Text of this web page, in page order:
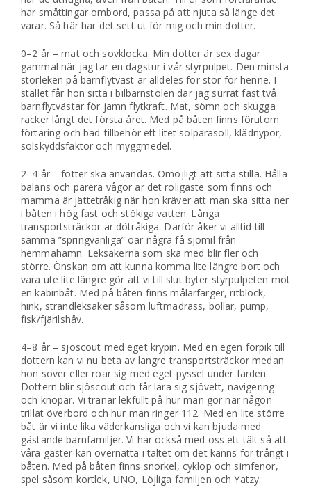
har småttingar ombord, passa på att njuta så länge det
varar. Så här har det sett ut för mig och min dotter.
0–2 år – mat och sovklocka. Min dotter är sex dagar
gammal när jag tar en dagstur i vår styrpulpet. Den minsta
storleken på barnflytväst är alldeles för stor för henne. I
stället får hon sitta i bilbarnstolen där jag surrat fast två
barnflytvästar för jämn flytkraft. Mat, sömn och skugga
räcker långt det första året. Med på båten finns förutom
förtäring och bad-tillbehör ett litet solparasoll, klädnypor,
solskyddsfaktor och myggmedel.
2–4 år – fötter ska användas. Omöjligt att sitta stilla. Hålla
balans och parera vågor är det roligaste som finns och
mamma är jättetråkig när hon kräver att man ska sitta ner
i båten i hög fast och stökiga vatten. Långa
transportsträckor är dötråkiga. Därför åker vi alltid till
samma ”springvänliga” öar några få sjömil från
hemmahamn. Leksakerna som ska med blir fler och
större. Önskan om att kunna komma lite längre bort och
vara ute lite längre gör att vi till slut byter styrpulpeten mot
en kabinbåt. Med på båten finns målarfärger, ritblock,
hink, strandleksaker såsom luftmadrass, bollar, pump,
fisk/fjärilshåv.
4–8 år – sjöscout med eget krypin. Med en egen förpik till
dottern kan vi nu beta av längre transportsträckor medan
hon sover eller roar sig med eget pyssel under färden.
Dottern blir sjöscout och får lära sig sjövett, navigering
och knopar. Vi tränar lekfullt på hur man gör när någon
trillat överbord och hur man ringer 112. Med en lite större
båt är vi inte lika väderkänsliga och vi kan bjuda med
gästande barnfamiljer. Vi har också med oss ett tält så att
våra gäster kan övernatta i tältet om det känns för trångt i
båten. Med på båten finns snorkel, cyklop och simfenor,
spel såsom kortlek, UNO, Löjliga familjen och Yatzy.